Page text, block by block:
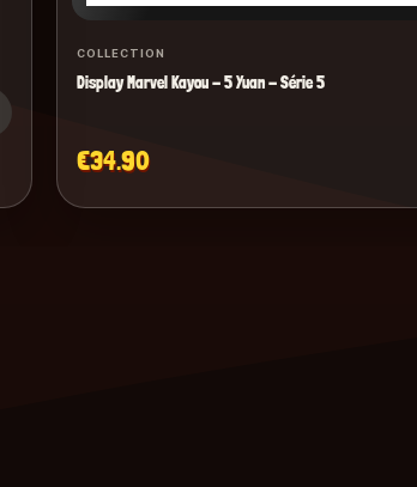
COLLECTION
Display Marvel Kayou - 5 Yuan - Série 5
€34.90